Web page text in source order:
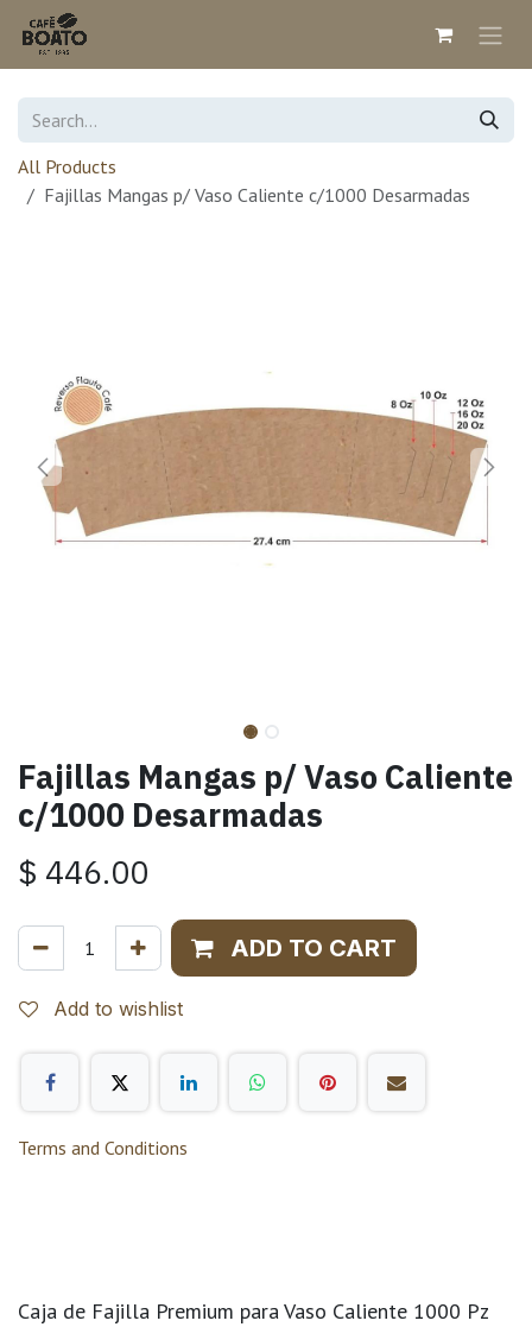
Skip to Content
All Products
Fajillas Mangas p/ Vaso Caliente c/1000 Desarmadas
Fajillas Mangas p/ Vaso Caliente
c/1000 Desarmadas
$ 446.00
ADD TO CART
Add to wishlist
Terms and Conditions
Caja de Fajilla Premium para Vaso Caliente 1000 Pz